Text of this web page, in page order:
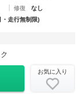
修復
なし
・走行無制限)
お気に入り